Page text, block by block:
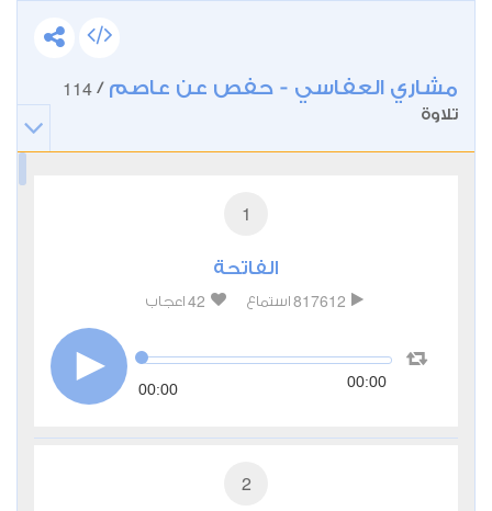
مشاري العفاسي - حفص عن عاصم /
114
تلاوة
1
الفاتحة
817612 استماع 42 اعجاب
00:00 00:00
2